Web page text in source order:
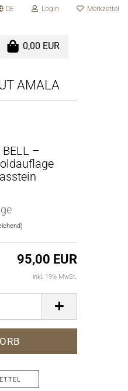
DE Login Merkzettel
0,00 EUR
AMALA
BELL –
95,00 EUR
inkl. 19% MwSt.